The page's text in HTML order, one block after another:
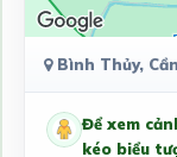
Bình Thủy,
Để xem
kéo biểu